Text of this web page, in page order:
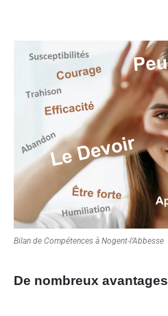
Bilan de Compétences à Nogent-l’Abbesse
De nombreux avantages